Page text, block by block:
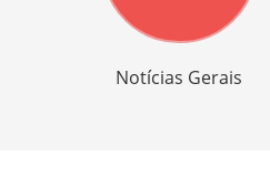
Notícias Gerais